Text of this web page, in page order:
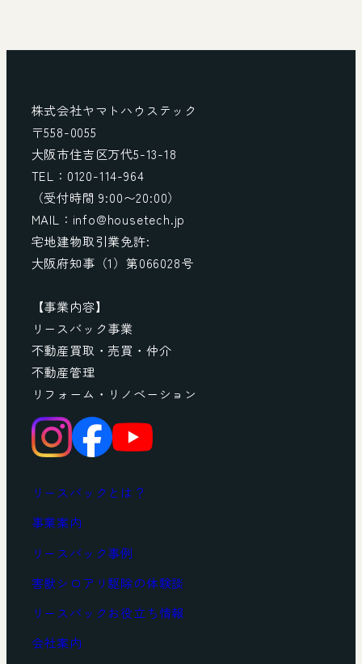
株式会社ヤマトハウステック
〒558-0055
大阪市住吉区万代5-13-18
TEL：0120-114-964
（受付時間 9:00〜20:00）
MAIL：info@housetech.jp
宅地建物取引業免許:
大阪府知事（1）第066028号
【事業内容】
リースバック事業
不動産買取・売買・仲介
不動産管理
リフォーム・リノベーション
リースバックとは？
事業案内
リースバック事例
害獣シロアリ駆除の体験談
リースバックお役立ち情報
会社案内